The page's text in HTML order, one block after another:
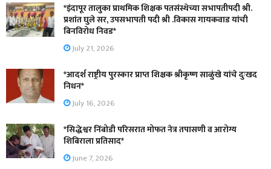
*इंदापूर तालुका प्राथमिक शिक्षक पतसंस्थेच्या सभापतीपदी श्री.
प्रशांत घुले सर, उपसभापती पदी श्री .विकास गायकवाड यांची
बिनविरोध निवड*
July 21, 2026
*आदर्श राष्ट्रीय पुरस्कार प्राप्त शिक्षक श्रीकृष्ण साळुंखे यांचे दुःखद
निधन*
July 16, 2026
*सिद्धेश्वर निंबोडी परिसरात मोफत नेत्र तपासणी व आरोग्य
शिबिराला प्रतिसाद*
June 7, 2026